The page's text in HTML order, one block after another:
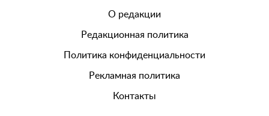
О редакции
Редакционная политика
Политика конфиденциальности
Рекламная политика
Контакты